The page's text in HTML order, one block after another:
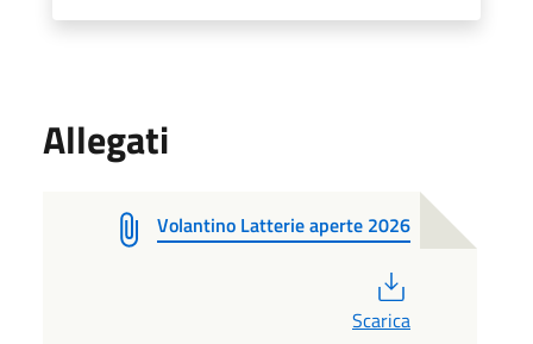
Allegati
Volantino Latterie aperte 2026
Scarica